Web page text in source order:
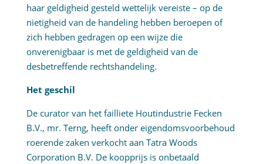
haar geldigheid gesteld wettelijk vereiste – op de
nietigheid van de handeling hebben beroepen of
zich hebben gedragen op een wijze die
onverenigbaar is met de geldigheid van de
desbetreffende rechtshandeling.
Het geschil
De curator van het failliete Houtindustrie Fecken
B.V., mr. Terng, heeft onder eigendomsvoorbehoud
roerende zaken verkocht aan Tatra Woods
Corporation B.V. De koopprijs is onbetaald